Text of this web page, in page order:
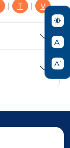
| T | V